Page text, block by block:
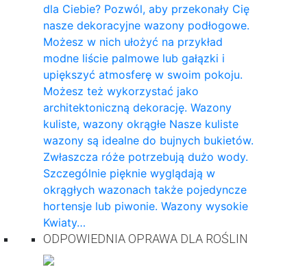
dla Ciebie? Pozwól, aby przekonały Cię
nasze dekoracyjne wazony podłogowe.
Możesz w nich ułożyć na przykład
modne liście palmowe lub gałązki i
upiększyć atmosferę w swoim pokoju.
Możesz też wykorzystać jako
architektoniczną dekorację. Wazony
kuliste, wazony okrągłe Nasze kuliste
wazony są idealne do bujnych bukietów.
Zwłaszcza róże potrzebują dużo wody.
Szczególnie pięknie wyglądają w
okrągłych wazonach także pojedyncze
hortensje lub piwonie. Wazony wysokie
Kwiaty…
ODPOWIEDNIA OPRAWA DLA ROŚLIN